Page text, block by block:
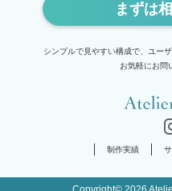
まずは
シンプルで見やすい構成で、ユー
お気軽にお問
制作実績